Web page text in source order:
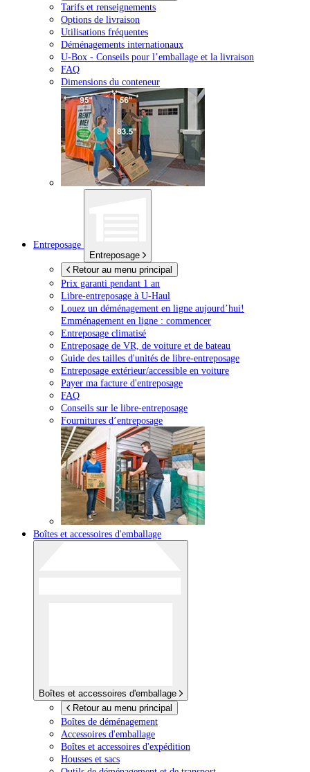
Tarifs et renseignements
Options de livraison
Utilisations fréquentes
Déménagements internationaux
U-Box - Conseils pour l’emballage et la livraison
FAQ
Dimensions du conteneur
Entreposage
Entreposage
Retour au menu principal
Prix garanti pendant 1 an
Libre-entreposage à U-Haul
Louez un déménagement en ligne aujourd’hui!
Emménagement en ligne : commencer
Entreposage climatisé
Entreposage de VR, de voiture et de bateau
Guide des tailles d'unités de libre-entreposage
Entreposage extérieur/accessible en voiture
Payer ma facture d'entreposage
FAQ
Conseils sur le libre-entreposage
Fournitures d’entreposage
Boîtes et accessoires d'emballage
Boîtes et accessoires d'emballage
Retour au menu principal
Boîtes de déménagement
Accessoires d'emballage
Boîtes et accessoires d'expédition
Housses et sacs